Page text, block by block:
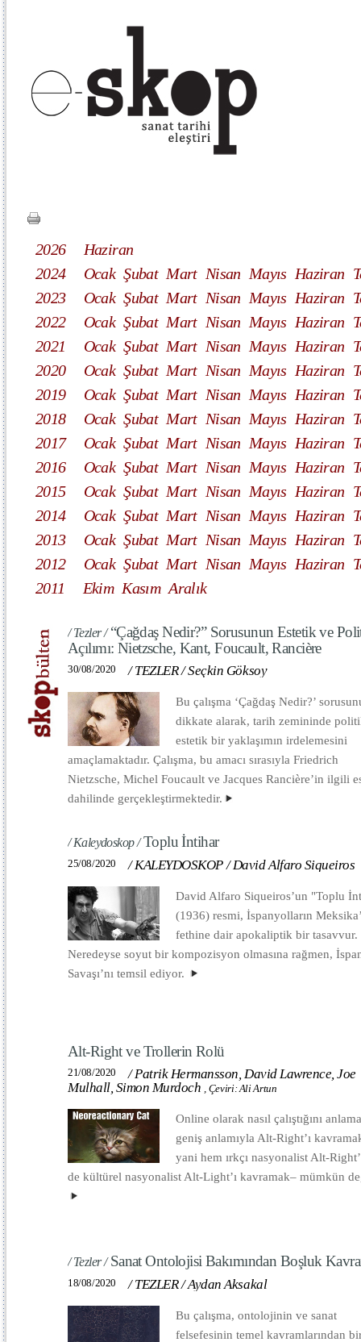
2026
Haziran
2024
Ocak Şubat Mart Nisan Mayıs Haziran
2023
Ocak Şubat Mart Nisan Mayıs Haziran
2022
Ocak Şubat Mart Nisan Mayıs Haziran
2021
Ocak Şubat Mart Nisan Mayıs Haziran
2020
Ocak Şubat Mart Nisan Mayıs Haziran
2019
Ocak Şubat Mart Nisan Mayıs Haziran
2018
Ocak Şubat Mart Nisan Mayıs Haziran
2017
Ocak Şubat Mart Nisan Mayıs Haziran
2016
Ocak Şubat Mart Nisan Mayıs Haziran
2015
Ocak Şubat Mart Nisan Mayıs Haziran
2014
Ocak Şubat Mart Nisan Mayıs Haziran
2013
Ocak Şubat Mart Nisan Mayıs Haziran
2012
Ocak Şubat Mart Nisan Mayıs Haziran
2011
Ekim Kasım Aralık
/ Tezler /“Çağdaş Nedir?” Sorusunun Estetik ve
Açılımı: Nietzsche, Kant, Foucault, Rancière
30/08/2020 /TEZLER /Seçkin Göksoy
Bu çalışma ‘Çağdaş Nedir?’
dikkate alarak, tarih zemininde
estetik bir yaklaşımın irdelemesini
amaçlamaktadır. Çalışma, bu amacı sırasıyla Friedrich
Nietzsche, Michel Foucault ve Jacques Rancière’in ilgili
dahilinde gerçekleştirmektedir.
/ Kaleydoskop /Toplu İntihar
25/08/2020 /KALEYDOSKOP /David Alfaro Siqueiros
David Alfaro Siqueiros’un "Toplu
(1936) resmi, İspanyolların
fethine dair apokaliptik bir tasavvur.
Neredeyse soyut bir kompozisyon olmasına rağmen,
Savaşı’nı temsil ediyor.
Alt-Right ve Trollerin Rolü
21/08/2020 /Patrik Hermansson, David Lawrence, Joe
Mulhall, Simon Murdoch , Çeviri: Ali Artun
Online olarak nasıl çalıştığını
geniş anlamıyla Alt-Right’ı
yani hem ırkçı nasyonalist Alt-
de kültürel nasyonalist Alt-Light’ı kavramak– mümkün
/ Tezler /Sanat Ontolojisi Bakımından Boşluk
18/08/2020 /TEZLER /Aydan Aksakal
Bu çalışma, ontolojinin ve sanat
felsefesinin temel kavramlarından